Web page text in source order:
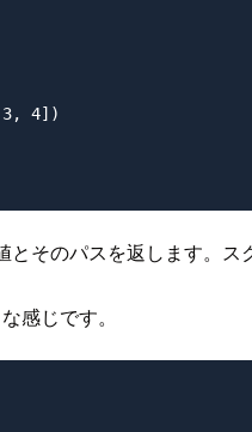
4])
とそのパスを返します。
感じです。